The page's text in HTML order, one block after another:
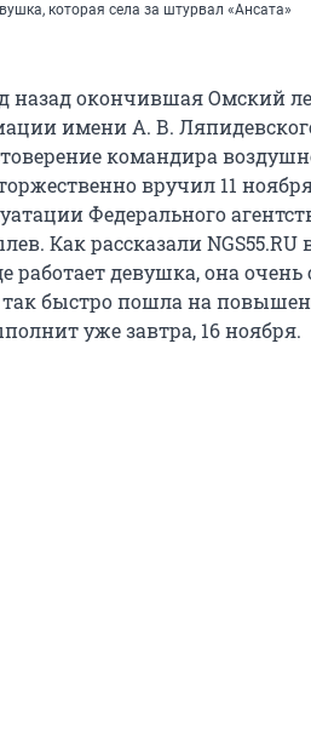
которая села за штурвал «Ансата»
назад окончившая Омский
имени А. В.
командира
вручил 11
Федерального
Как рассказали NGS55.RU
работает девушка, она очень
так быстро пошла на
уже завтра, 16 ноября.